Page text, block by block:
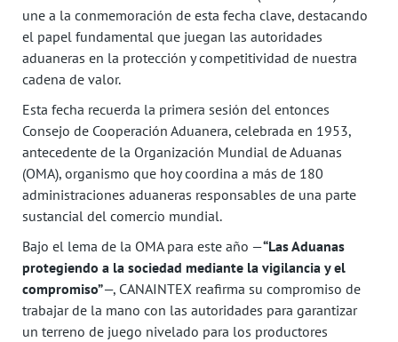
une a la conmemoración de esta fecha clave, destacando
el papel fundamental que juegan las autoridades
aduaneras en la protección y competitividad de nuestra
cadena de valor.
Esta fecha recuerda la primera sesión del entonces
Consejo de Cooperación Aduanera, celebrada en 1953,
antecedente de la Organización Mundial de Aduanas
(OMA), organismo que hoy coordina a más de 180
administraciones aduaneras responsables de una parte
sustancial del comercio mundial.
Bajo el lema de la OMA para este año —“Las Aduanas
protegiendo a la sociedad mediante la vigilancia y el
compromiso”—, CANAINTEX reafirma su compromiso de
trabajar de la mano con las autoridades para garantizar
un terreno de juego nivelado para los productores